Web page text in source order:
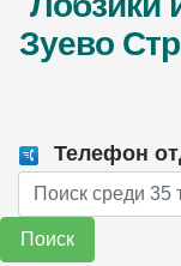
Зуево
Телефон
Поиск